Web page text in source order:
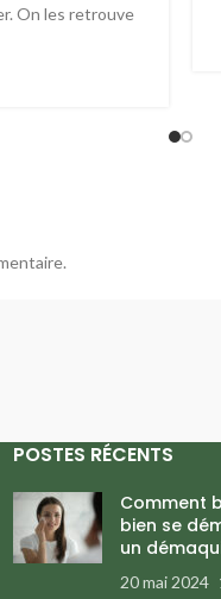
On les retrouve
POSTES RÉCENTS
Comment
bien se
un
20 mai 2024